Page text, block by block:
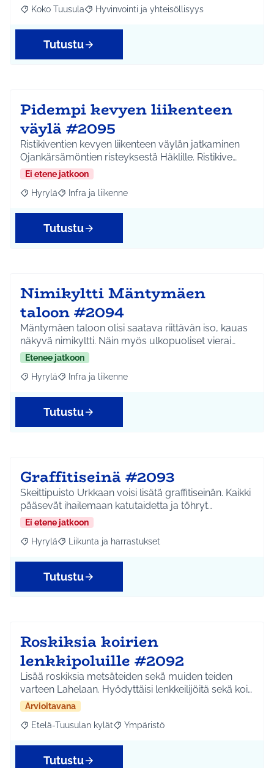
Rajaa tulokset aihepiirin mukaan: Koko Tuusula
Koko Tuusula Rajaa tulokset teeman mukaan: Hyvinvointi ja
Hyvinvointi ja yhteisöllisyys
Tutustu
Pidempi kevyen liikenteen
väylä #2095
Ristikiventien kevyen liikenteen väylän jatkaminen
Ojankärsämöntien risteyksestä Häklille. Ristikive…
Ei etene jatkoon
Rajaa tulokset aihepiirin mukaan: Hyrylä
Hyrylä Rajaa tulokset teeman mukaan: Infra ja liikenne
Infra ja liikenne
Tutustu
Nimikyltti Mäntymäen
taloon #2094
Mäntymäen taloon olisi saatava riittävän iso, kauas
näkyvä nimikyltti. Näin myös ulkopuoliset vierai…
Etenee jatkoon
Rajaa tulokset aihepiirin mukaan: Hyrylä
Hyrylä Rajaa tulokset teeman mukaan: Infra ja liikenne
Infra ja liikenne
Tutustu
Graffitiseinä #2093
Skeittipuisto Urkkaan voisi lisätä graffitiseinän. Kaikki
pääsevät ihailemaan katutaidetta ja töhryt…
Ei etene jatkoon
Rajaa tulokset aihepiirin mukaan: Hyrylä
Hyrylä Rajaa tulokset teeman mukaan: Liikunta ja
Liikunta ja harrastukset
Tutustu
Roskiksia koirien
lenkkipoluille #2092
Lisää roskiksia metsäteiden sekä muiden teiden
varteen Lahelaan. Hyödyttäisi lenkkeilijöitä sekä koi…
Arvioitavana
Rajaa tulokset aihepiirin mukaan: Etelä-Tuusulan kylät
Etelä-Tuusulan kylät Rajaa tulokset teeman mukaan:
Ympäristö
Tutustu